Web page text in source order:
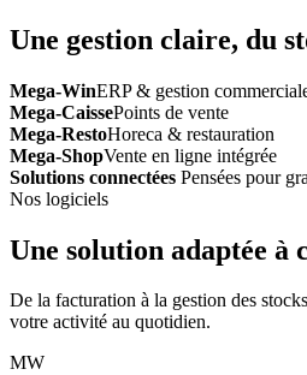
Une gestion claire, du
Mega-WinERP & gestion
Mega-CaissePoints de vente
Mega-RestoHoreca & restauration
Mega-ShopVente en ligne intégrée
Solutions connectées Pensées pour
Nos logiciels
Une solution adaptée à
De la facturation à la gestion des
votre activité au quotidien.
MW